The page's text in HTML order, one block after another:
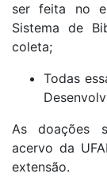
ser feita no
Sistema de
coleta;
Todas
As doações
acervo da
extensão.